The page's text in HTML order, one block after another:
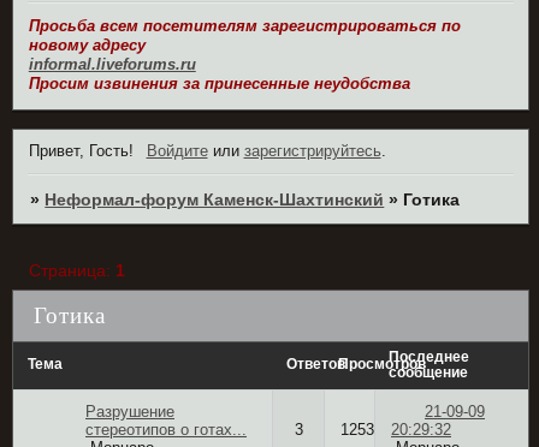
Просьба всем посетителям зарегистрироваться по
новому адресу
informal.liveforums.ru
Просим извинения за принесенные неудобства
Привет, Гость! Войдитеили зарегистрируйтесь.
» Неформал-форум Каменск-Шахтинский » Готика
Готика
Страница: 1
Тема ОтветовПросмотровПоследнее
сообщение
Разрушение
стереотипов о готах...
3 1253
21-09-09
20:29:32